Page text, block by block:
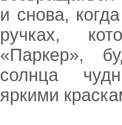
и снова,
ручках,
«Паркер»,
солнца
яркими